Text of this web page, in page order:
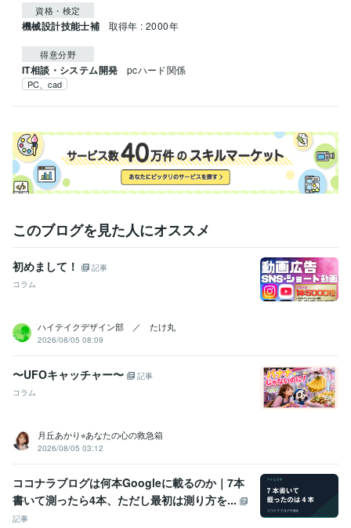
資格・検定
機械設計技能士補 取得年 : 2000年
得意分野
IT相談・システム開発 pcハード関係
PC、cad
このブログを見た人にオススメ
初めまして！
記事
コラム
ハイテイクデザイン部 ／ たけ丸
2026/08/05 08:09
〜UFOキャッチャー〜
記事
コラム
月丘あかり⭐︎あなたの心の救急箱
2026/08/05 03:12
ココナラブログは何本Googleに載るのか｜7本
書いて測ったら4本、ただし最初は測り方を...
記事